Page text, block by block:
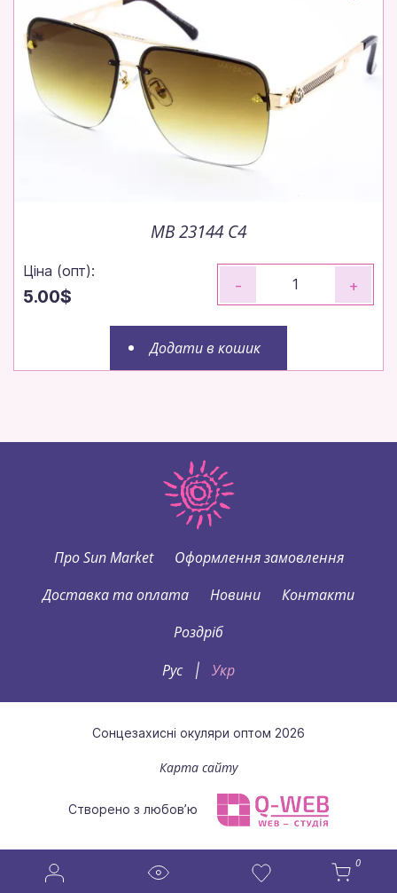
MB 23144 C4
Ціна (опт):
5.00$
- +
Додати в кошик
Про Sun Market
Оформлення замовлення
Доставка та оплата
Новини
Контакти
Роздріб
Рус
| Укр
Сонцезахисні окуляри оптом 2026
Карта сайту
Створено з любов’ю
0